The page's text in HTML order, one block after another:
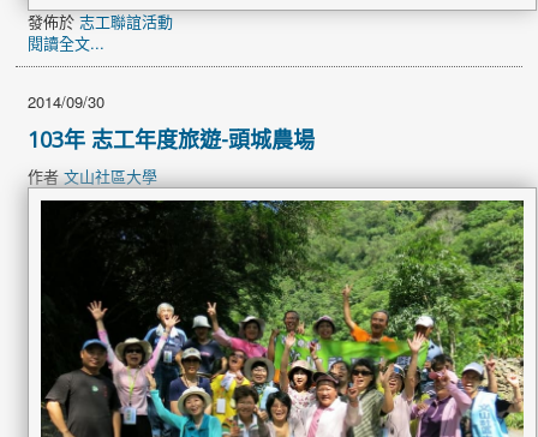
發佈於 志工聯誼活動
閱讀全文...
2014/09/30
103年 志工年度旅遊-頭城農場
作者文山社區大學